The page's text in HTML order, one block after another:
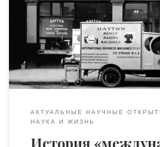
еще одно название, правда,
за дресс-код сотрудников синего
представлен обновлённый
синих полосок, используемый до
АКТУАЛЬНЫЕ НАУЧНЫЕ
НАУКА И ЖИЗНЬ
История